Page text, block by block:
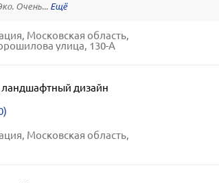
Очень...
Московская область,
улица, 130-А
ландшафтный дизайн
Московская область,